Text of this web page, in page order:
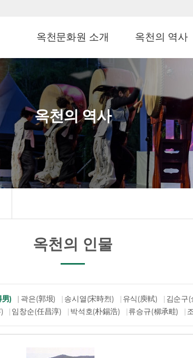
옥천문화원 소개 옥천의 역사
옥천의 역사
옥천의 인물
) 곽은(郭垠) 송시열(宋時烈) 유식(庾軾) 김순구(
임창순(任昌淳) 박석호(朴錫浩) 류승규(柳承畦)